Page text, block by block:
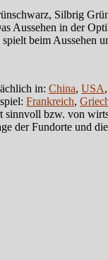
Silbrig
Aussehen in der
spielt beim Aussehen
in: China, USA,
Frankreich,
bzw. von
der Fundorte und